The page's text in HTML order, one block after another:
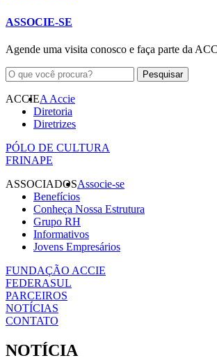
ASSOCIE-SE
Agende uma visita conosco e faça parte da
ACCIEA Accie
Diretoria
Diretrizes
PÓLO DE CULTURA
FRINAPE
ASSOCIADOSAssocie-se
Benefícios
Conheça Nossa Estrutura
Grupo RH
Informativos
Jovens Empresários
FUNDAÇÃO ACCIE
FEDERASUL
PARCEIROS
NOTÍCIAS
CONTATO
NOTÍCIA